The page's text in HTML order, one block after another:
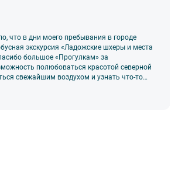
что в дни моего пребывания в городе
экскурсия «Ладожские шхеры и места
большое «Прогулкам» за
полюбоваться красотой северной
свежайшим воздухом и узнать что-то